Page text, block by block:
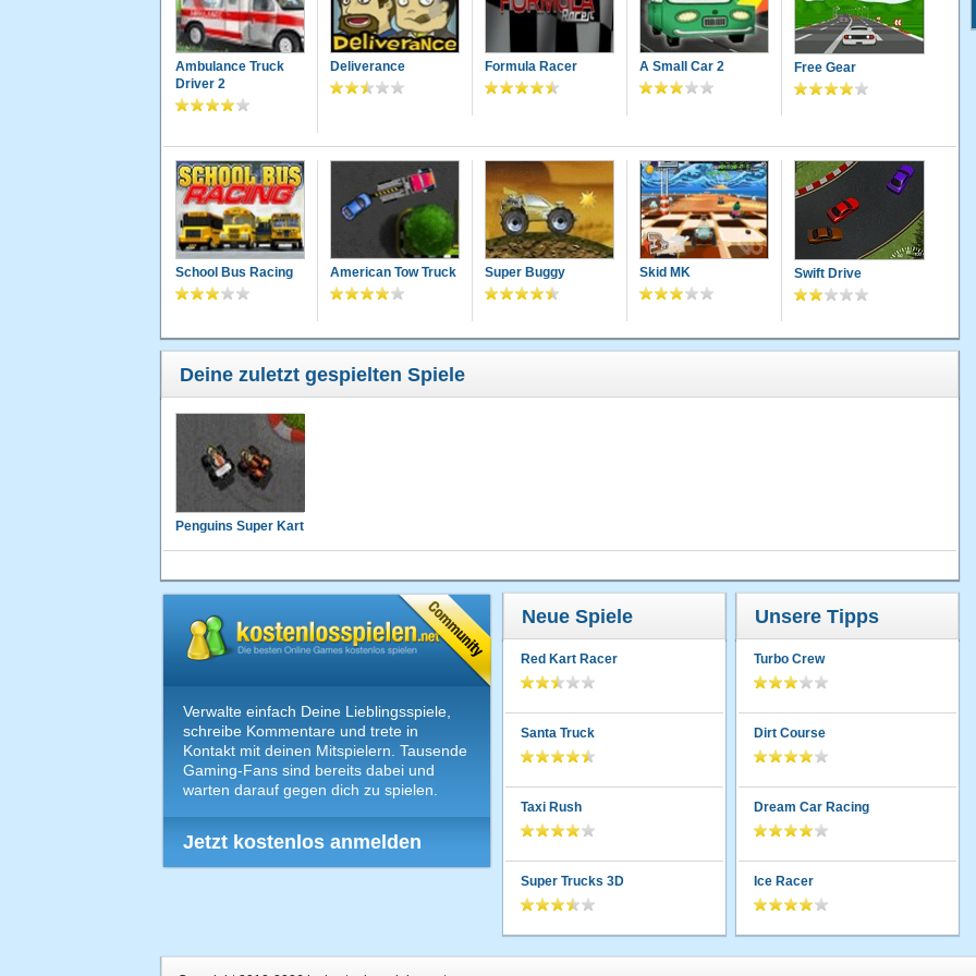
Ambulance Truck
Driver 2
Deliverance Formula Racer A Small Car 2 Free Gear
School Bus Racing American Tow Truck Super Buggy Skid MK Swift Drive
Deine zuletzt gespielten Spiele
Penguins Super Kart
Verwalte einfach Deine Lieblingsspiele,
schreibe Kommentare und trete in
Kontakt mit deinen Mitspielern. Tausende
Gaming-Fans sind bereits dabei und
warten darauf gegen dich zu spielen.
Jetzt kostenlos anmelden
Neue Spiele
Red Kart Racer
Santa Truck
Taxi Rush
Super Trucks 3D
Unsere Tipps
Turbo Crew
Dirt Course
Dream Car Racing
Ice Racer